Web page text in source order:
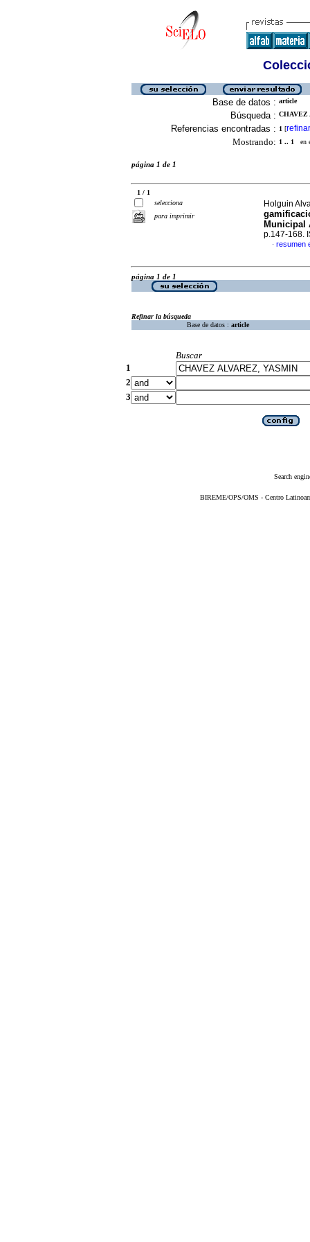
Base de datos : article
Búsqueda : CHAVEZ
Referencias encontradas : 1 [refinar
Mostrando: 1 .. 1 en
página 1 de 1
1 / 1
selecciona
para imprimir
Holguin
Municipal
p.147-168.
· resumen
página 1 de 1
Refinar la búsqueda
Base de datos : article
Buscar
1
2
3
Search
BIREME/OPS/OMS - Centro